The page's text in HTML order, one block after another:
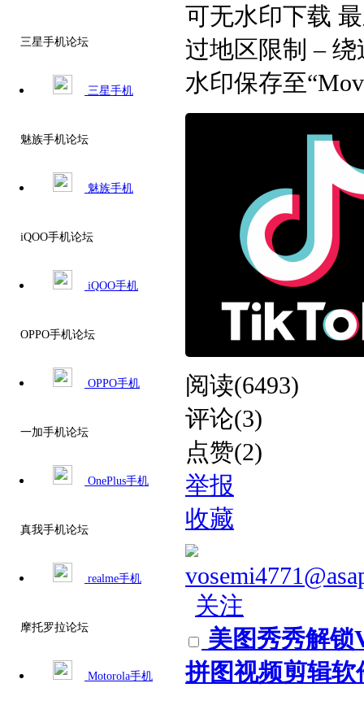
三星手机论坛
三星手机
魅族手机论坛
魅族手机
iQOO手机论坛
iQOO手机
OPPO手机论坛
OPPO手机
一加手机论坛
OnePlus手机
真我手机论坛
realme手机
摩托罗拉论坛
Motorola手机
可无水印下载
过地区限制 –
水印保存至
阅读(6493)
评论(3)
点赞(2)
举报
收藏
关注
美图秀秀解
拼图视频剪辑软